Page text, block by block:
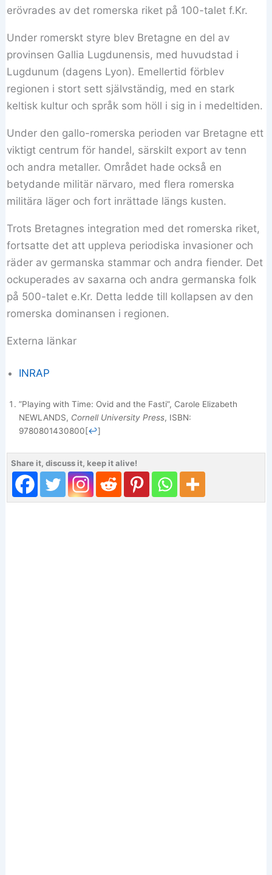
erövrades av det romerska riket på 100-talet f.Kr.
Under romerskt styre blev Bretagne en del av
provinsen Gallia Lugdunensis, med huvudstad i
Lugdunum (dagens Lyon). Emellertid förblev
regionen i stort sett självständig, med en stark
keltisk kultur och språk som höll i sig in i medeltiden.
Under den gallo-romerska perioden var Bretagne ett
viktigt centrum för handel, särskilt export av tenn
och andra metaller. Området hade också en
betydande militär närvaro, med flera romerska
militära läger och fort inrättade längs kusten.
Trots Bretagnes integration med det romerska riket,
fortsatte det att uppleva periodiska invasioner och
räder av germanska stammar och andra fiender. Det
ockuperades av saxarna och andra germanska folk
på 500-talet e.Kr. Detta ledde till kollapsen av den
romerska dominansen i regionen.
Externa länkar
INRAP
”Playing with Time: Ovid and the Fasti”, Carole Elizabeth
NEWLANDS, Cornell University Press, ISBN:
9780801430800[↩]
Share it, discuss it, keep it alive!